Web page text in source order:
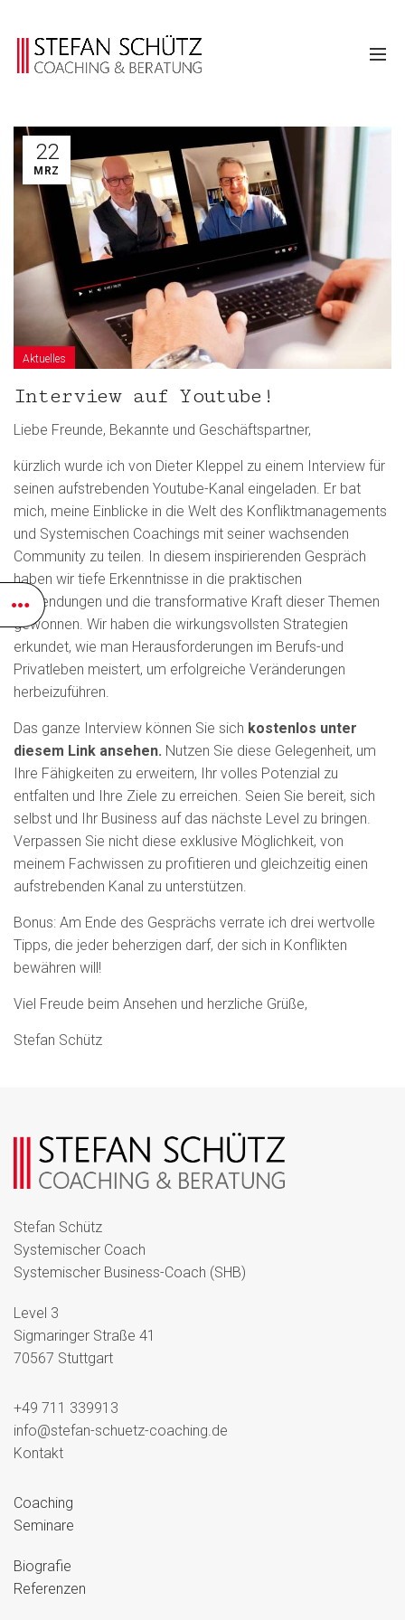
22
MRZ
Aktuelles
Interview auf Youtube!
Liebe Freunde, Bekannte und Geschäftspartner,
kürzlich wurde ich von Dieter Kleppel zu einem Interview für
seinen aufstrebenden Youtube-Kanal eingeladen. Er bat
mich, meine Einblicke in die Welt des Konfliktmanagements
und Systemischen Coachings mit seiner wachsenden
Community zu teilen. In diesem inspirierenden Gespräch
haben wir tiefe Erkenntnisse in die praktischen
Anwendungen und die transformative Kraft dieser Themen
gewonnen. Wir haben die wirkungsvollsten Strategien
erkundet, wie man Herausforderungen im Berufs-und
Privatleben meistert, um erfolgreiche Veränderungen
herbeizuführen.
Das ganze Interview können Sie sich kostenlos unter
diesem Link ansehen. Nutzen Sie diese Gelegenheit, um
Ihre Fähigkeiten zu erweitern, Ihr volles Potenzial zu
entfalten und Ihre Ziele zu erreichen. Seien Sie bereit, sich
selbst und Ihr Business auf das nächste Level zu bringen.
Verpassen Sie nicht diese exklusive Möglichkeit, von
meinem Fachwissen zu profitieren und gleichzeitig einen
aufstrebenden Kanal zu unterstützen.
Bonus: Am Ende des Gesprächs verrate ich drei wertvolle
Tipps, die jeder beherzigen darf, der sich in Konflikten
bewähren will!
Viel Freude beim Ansehen und herzliche Grüße,
Stefan Schütz
Stefan Schütz
Systemischer Coach
Systemischer Business-Coach (SHB)
Level 3
Sigmaringer Straße 41
70567 Stuttgart
+49 711 339913
info@stefan-schuetz-coaching.de
Kontakt
Coaching
Seminare
Biografie
Referenzen